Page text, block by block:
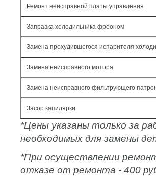
Ремонт неисправной платы управления
Заправка холодильника фреоном
Замена прохудившегося испарителя
Замена неисправного мотора
Замена неисправного фильтрующего
Засор капилярки
*Цены указаны только за
необходимых для замены
*При осуществлении
отказе от ремонта - 400